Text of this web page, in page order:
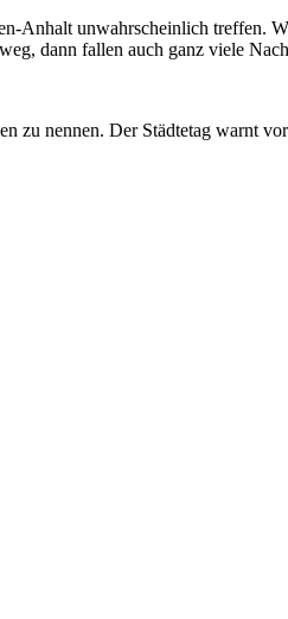
Anhalt unwahrscheinlich treffen.
dann fallen auch ganz viele
zu nennen. Der Städtetag